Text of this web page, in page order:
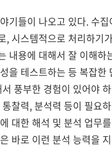
기들이 나오고 있다. 수
, 시스템적으로 처리하기
내용에 대해서 잘 이해
을 테스트하는 등 복잡
풍부한 경험이 있어야
찰력, 분석력 등이 필요
대한 해석 및 분석 업무
바로 이런 분석 능력을